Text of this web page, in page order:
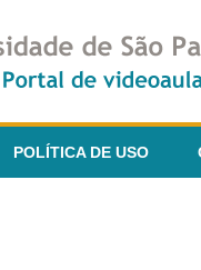
POLÍTICA DE USO